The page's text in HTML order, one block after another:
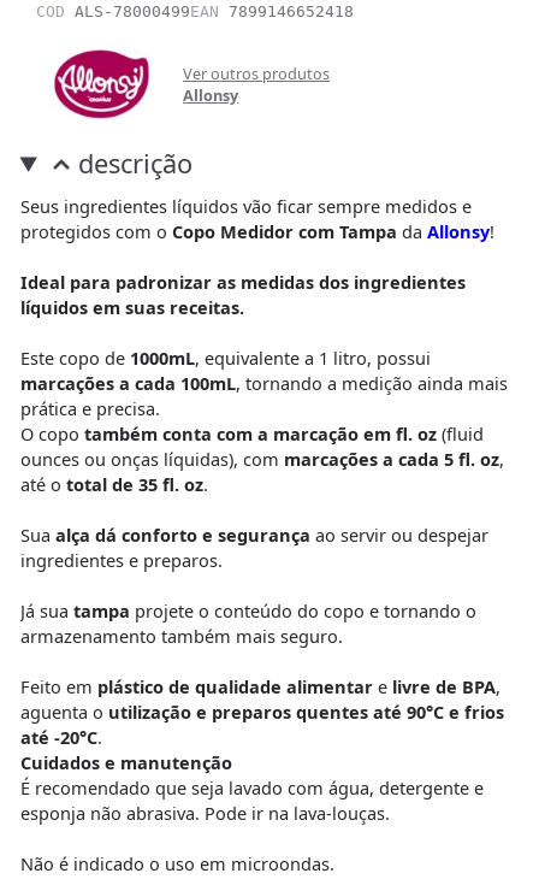
COD ALS-78000499EAN 7899146652418
Ver outros produtos
Allonsy
descrição
Seus ingredientes líquidos vão ficar sempre medidos e
protegidos com o Copo Medidor com Tampa da Allonsy!
Ideal para padronizar as medidas dos ingredientes
líquidos em suas receitas.
Este copo de 1000mL, equivalente a 1 litro, possui
marcações a cada 100mL, tornando a medição ainda mais
prática e precisa.
O copo também conta com a marcação em fl. oz(fluid
ounces ou onças líquidas), com marcações a cada 5 fl. oz,
até o total de 35 fl. oz.
Sua alça dá conforto e segurança ao servir ou despejar
ingredientes e preparos.
Já sua tampa projete o conteúdo do copo e tornando o
armazenamento também mais seguro.
Feito em plástico de qualidade alimentare livre de BPA,
aguenta o utilização e preparos quentes até 90°C e frios
até -20°C.
Cuidados e manutenção
É recomendado que seja lavado com água, detergente e
esponja não abrasiva. Pode ir na lava-louças.
Não é indicado o uso em microondas.